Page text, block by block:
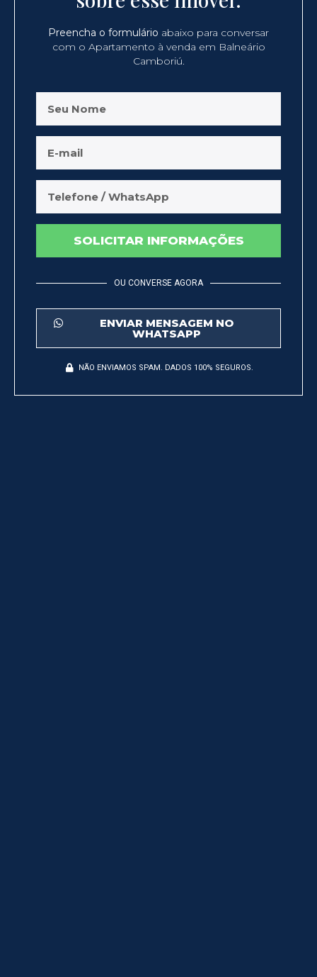
Preencha o formulário abaixo para conversar
com o Apartamento à venda em Balneário
Camboriú.
SOLICITAR INFORMAÇÕES
OU CONVERSE AGORA
ENVIAR MENSAGEM NO
WHATSAPP
NÃO ENVIAMOS SPAM. DADOS 100% SEGUROS.